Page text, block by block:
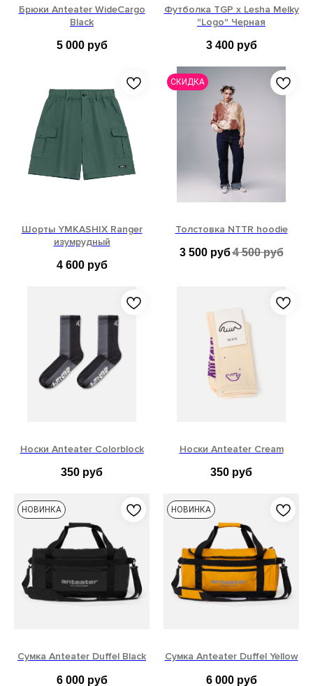
Брюки Anteater WideCargo
Black
5 000 руб
Футболка TGP x Lesha Melky
"Logo" Черная
3 400 руб
XS L
XL
Шорты YMKASHIX Ranger
изумрудный
4 600 руб
СКИДКА
Толстовка NTTR hoodie
3 500 руб4 500 руб
Носки Anteater Colorblock
350 руб
M – (38-41) L – (42-45)
Носки Anteater Cream
350 руб
M – (38-41) L – (42-45)
НОВИНКА
Сумка Anteater Duffel Black
6 000 руб
НОВИНКА
Сумка Anteater Duffel Yellow
6 000 руб